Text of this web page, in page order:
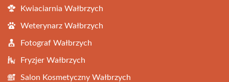
Kwiaciarnia Wałbrzych
Weterynarz Wałbrzych
Fotograf Wałbrzych
Fryzjer Wałbrzych
Salon Kosmetyczny Wałbrzych